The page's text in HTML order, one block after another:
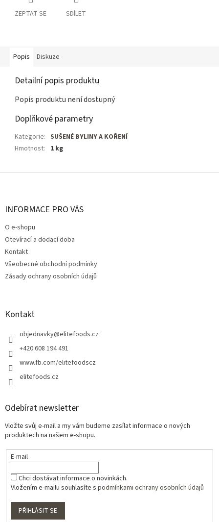
ZEPTAT SE SDÍLET
Popis Diskuze
Detailní popis produktu
Popis produktu není dostupný
Doplňkové parametry
Kategorie: SUŠENÉ BYLINY A KOŘENÍ
Hmotnost: 1 kg
Z
INFORMACE PRO VÁS
O e-shopu
Otevírací a dodací doba
Kontakt
Všeobecné obchodní podmínky
Zásady ochrany osobních údajů
Kontakt
objednavky@elitefoods.cz
+420 608 194 491
www.fb.com/elitefoodscz
elitefoods.cz
Odebírat newsletter
Vložte svůj e-mail a my vám budeme zasílat informace o nových
produktech na našem e-shopu.
E-mail
Chci dostávat informace o novinkách.
Vložením e-mailu souhlasíte s podmínkami ochrany osobních údajů
PŘIHLÁSIT SE